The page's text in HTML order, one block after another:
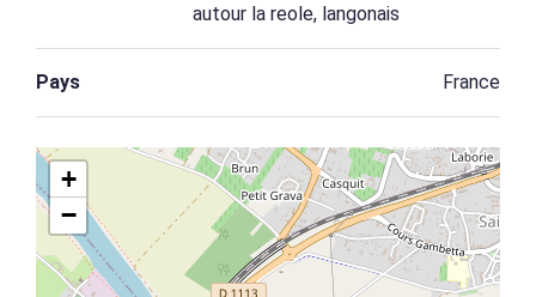
autour la reole, langonais
Pays France
+
−